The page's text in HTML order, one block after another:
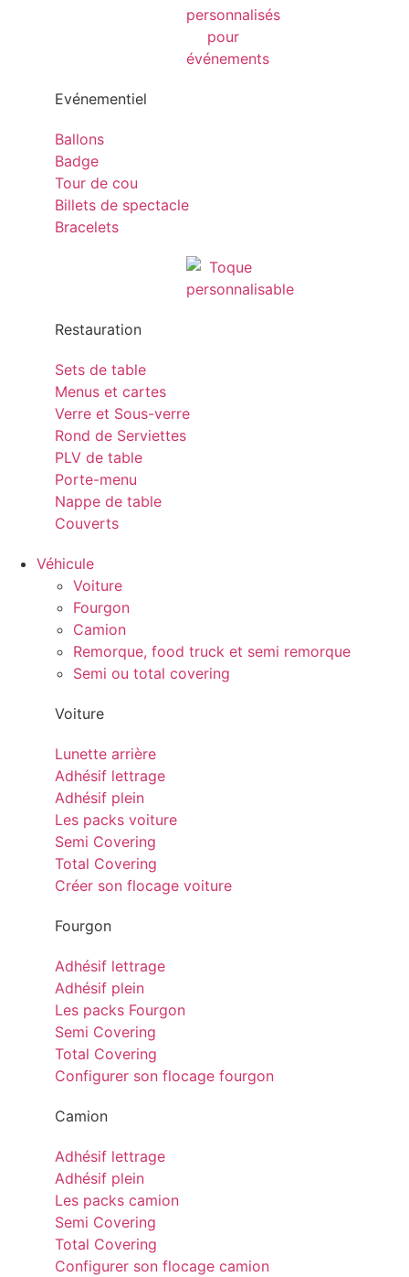
Evénementiel
Ballons
Badge
Tour de cou
Billets de spectacle
Bracelets
Restauration
Sets de table
Menus et cartes
Verre et Sous-verre
Rond de Serviettes
PLV de table
Porte-menu
Nappe de table
Couverts
Véhicule
Voiture
Fourgon
Camion
Remorque, food truck et semi remorque
Semi ou total covering
Voiture
Lunette arrière
Adhésif lettrage
Adhésif plein
Les packs voiture
Semi Covering
Total Covering
Créer son flocage voiture
Fourgon
Adhésif lettrage
Adhésif plein
Les packs Fourgon
Semi Covering
Total Covering
Configurer son flocage fourgon
Camion
Adhésif lettrage
Adhésif plein
Les packs camion
Semi Covering
Total Covering
Configurer son flocage camion